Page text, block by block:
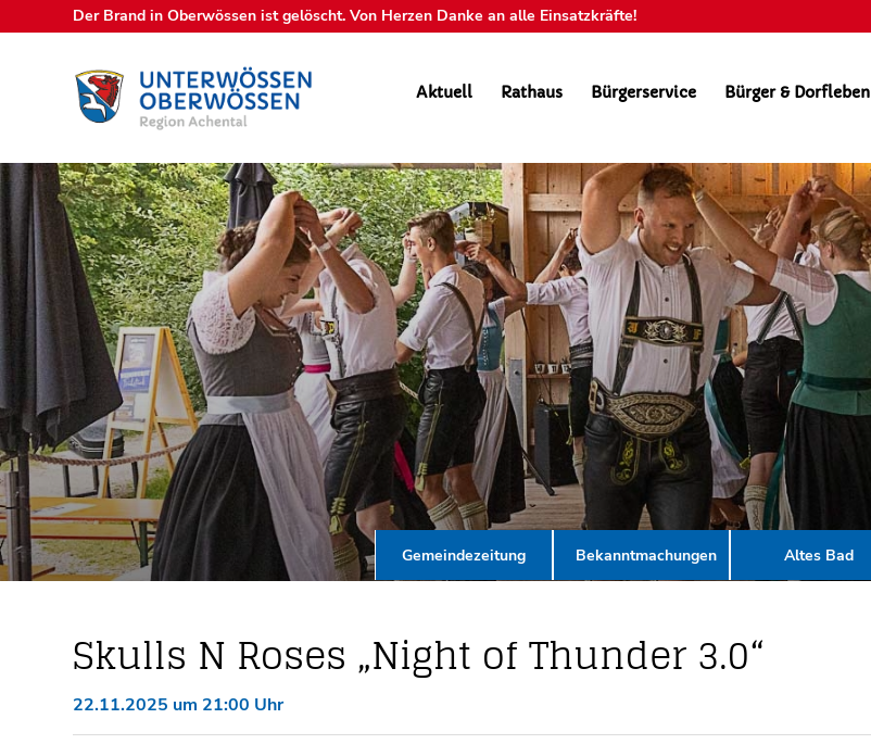
Der Brand in Oberwössen ist gelöscht. Von Herzen Danke an alle Einsatzkräfte!
Aktuell Rathaus Bürgerservice Bürger & Dorfleben
Gemeindezeitung Bekanntmachungen Altes Bad
Skulls N Roses „Night of Thunder 3.0“
22.11.2025 um 21:00 Uhr